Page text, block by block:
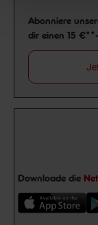
Newsletter
Abonniere
dir einen 15
Downloade die